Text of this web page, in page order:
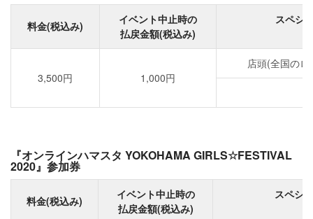
料金(税込み)
イベント中止時の
払戻金額(税込み)
スペシ
3,500円 1,000円
店頭(全国の
『オンラインハマスタ YOKOHAMA GIRLS☆FESTIVAL
2020』参加券
料金(税込み)
イベント中止時の
払戻金額(税込み)
スペシ